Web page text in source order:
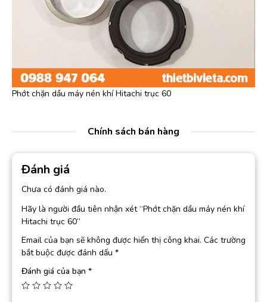
Phớt chặn dầu máy nén khí Hitachi trục 60
Chính sách bán hàng
Đánh giá
Chưa có đánh giá nào.
Hãy là người đầu tiên nhận xét “Phớt chặn dầu máy nén khí
Hitachi trục 60”
Email của bạn sẽ không được hiển thị công khai. Các trường
bắt buộc được đánh dấu *
Đánh giá của bạn *